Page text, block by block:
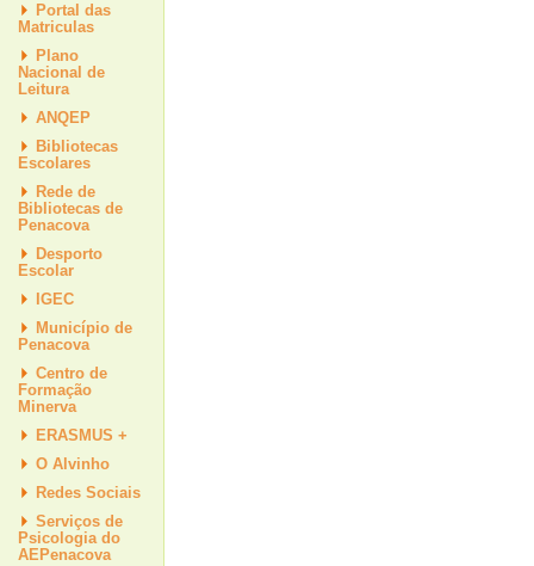
Portal das
Matriculas
Plano
Nacional de
Leitura
ANQEP
Bibliotecas
Escolares
Rede de
Bibliotecas de
Penacova
Desporto
Escolar
IGEC
Município de
Penacova
Centro de
Formação
Minerva
ERASMUS +
O Alvinho
Redes Sociais
Serviços de
Psicologia do
AEPenacova